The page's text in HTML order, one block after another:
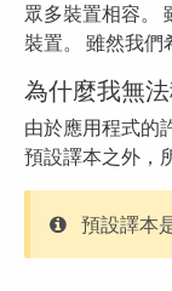
眾多裝置相容。
裝置。 雖然我們
為什麼我無
由於應用程式的
預設譯本之外，
預設譯本